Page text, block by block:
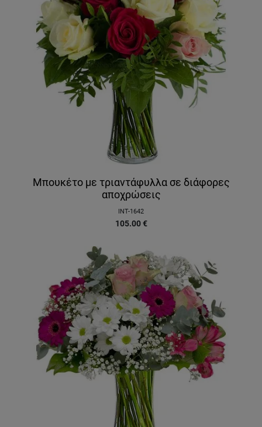
Μπουκέτο με τριαντάφυλλα σε διάφορες
αποχρώσεις
INT-1642
105.00 €